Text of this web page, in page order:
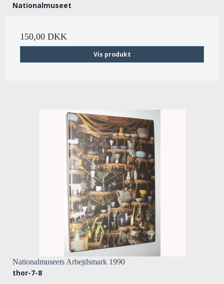
Nationalmuseet
150,00 DKK
Vis produkt
Nationalmuseets Arbejdsmark 1990
thor-7-8